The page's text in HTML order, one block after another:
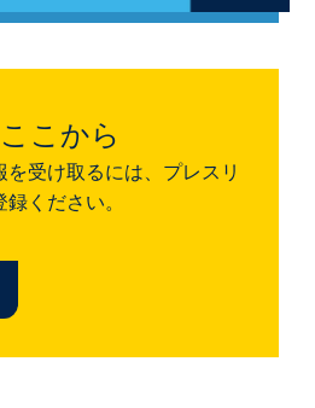
こから
を受け取るには、プレスリ
ください。